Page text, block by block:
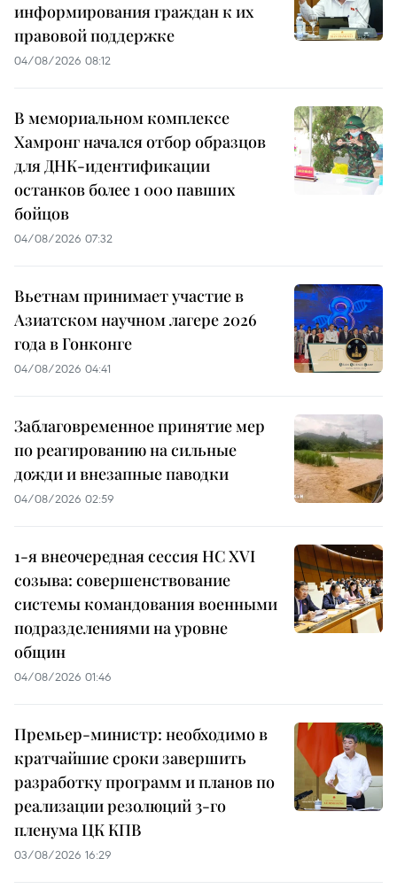
информирования граждан к их
правовой поддержке
04/08/2026 08:12
В мемориальном комплексе
Хамронг начался отбор образцов
для ДНК-идентификации
останков более 1 000 павших
бойцов
04/08/2026 07:32
Вьетнам принимает участие в
Азиатском научном лагере 2026
года в Гонконге
04/08/2026 04:41
Заблаговременное принятие мер
по реагированию на сильные
дожди и внезапные паводки
04/08/2026 02:59
1-я внеочередная сессия НС XVI
созыва: совершенствование
системы командования военными
подразделениями на уровне
общин
04/08/2026 01:46
Премьер-министр: необходимо в
кратчайшие сроки завершить
разработку программ и планов по
реализации резолюций 3-го
пленума ЦК КПВ
03/08/2026 16:29